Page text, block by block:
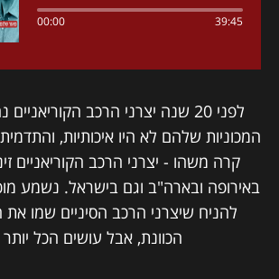
39:45
00:00
לפני 20 שנה יצרני הרכב
המכוניות שלהם לא היו איכותיות,
קרה משהו - יצרני הרכב הקוריאניים
באירופה ובארה"ב וגם בישראל. נשמע
להניח שיצרני הרכב הסיניים שמו את
הכוונת, אבל עושים הכל